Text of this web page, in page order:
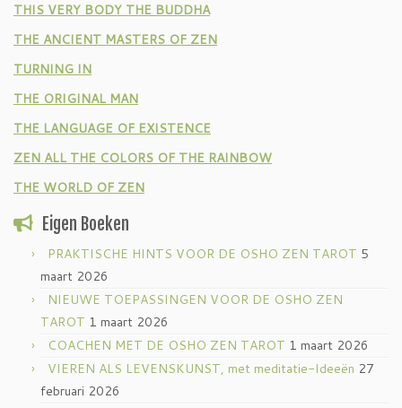
THIS VERY BODY THE BUDDHA
THE ANCIENT MASTERS OF ZEN
TURNING IN
THE ORIGINAL MAN
THE LANGUAGE OF EXISTENCE
ZEN ALL THE COLORS OF THE RAINBOW
THE WORLD OF ZEN
Eigen Boeken
PRAKTISCHE HINTS VOOR DE OSHO ZEN TAROT 5
maart 2026
NIEUWE TOEPASSINGEN VOOR DE OSHO ZEN
TAROT 1 maart 2026
COACHEN MET DE OSHO ZEN TAROT 1 maart 2026
VIEREN ALS LEVENSKUNST, met meditatie-Ideeën 27
februari 2026